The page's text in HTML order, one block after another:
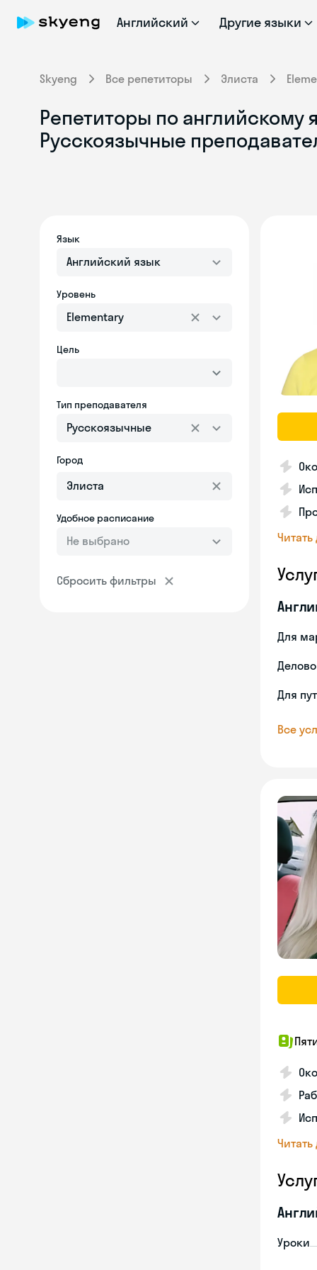
Английский Другие языки
Skyeng Все репетиторы Элиста
Репетиторы по английскому
Русскоязычные
Язык
Английский язык
Уровень
Elementary
Цель
Тип преподавателя
Русскоязычные
Город
Удобное расписание
Не выбрано
Сбросить фильтры
Для
Для
Все
Уроки